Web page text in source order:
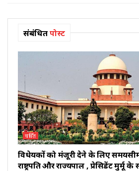
संबंधितपोस्ट
चर्चित
विधेयकों को मंजूरी देने के लिए
राष्ट्रपति और राज्यपाल , प्रेसिडेंट मुर्मू के